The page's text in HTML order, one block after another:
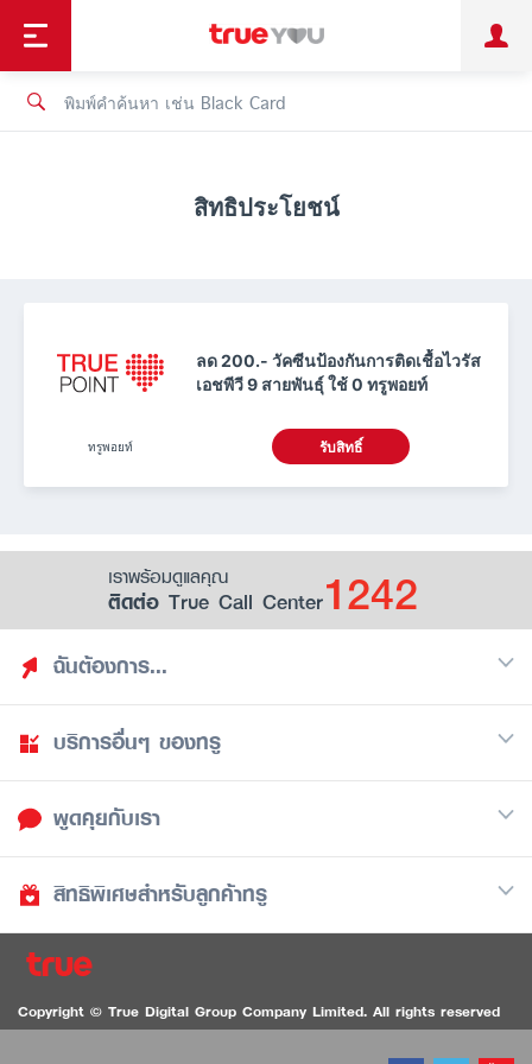
ลูกค้าบุคคล ลูกค้าองค์กร
ช้อป
เทรนด์เทคโนโลยี
สิทธิประโยชน์
ลด 200.- วัคซีนป้องกันการติดเชื้อไวรัส
เอชพีวี 9 สายพันธุ์ ใช้ 0 ทรูพอยท์
ทรูพอยท์ รับสิทธิ์
เราพร้อมดูแลคุณ
ติดต่อ True Call Center1242
ฉันต้องการ...
ค้นหาสิทธิประโยชน์
รวมของฟรี
ดูสิทธิประโยชน์ที่เก็บไว้
เป็นพันธมิตรร้านค้ากับทรูยู (True Smart Merchant)
ดาวน์โหลดแอปทรูยูiOS / Android
บริการอื่นๆ ของทรู
มือถือ
อินเตอร์เน็ต
พูดคุยกับเรา
Call Center
1236 ลูกค้าทรูแบล็ค
ติดต่อเรา
สิทธิพิเศษสำหรับลูกค้าทรู
ทรูการ์ด
ทรูพอยท์
Copyright © True Digital Group Company Limited. All rights reserved